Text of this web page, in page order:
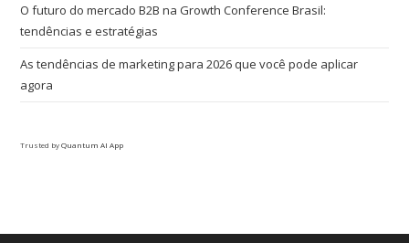
O futuro do mercado B2B na Growth Conference Brasil:
tendências e estratégias
As tendências de marketing para 2026 que você pode aplicar
agora
Trusted byQuantum AI App